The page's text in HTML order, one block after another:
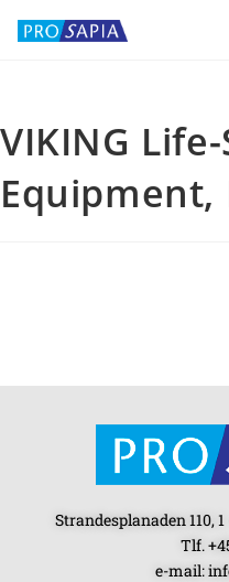
VIKING
Equipment,
Strandesplanaden 110,
Tlf.
e-mail: